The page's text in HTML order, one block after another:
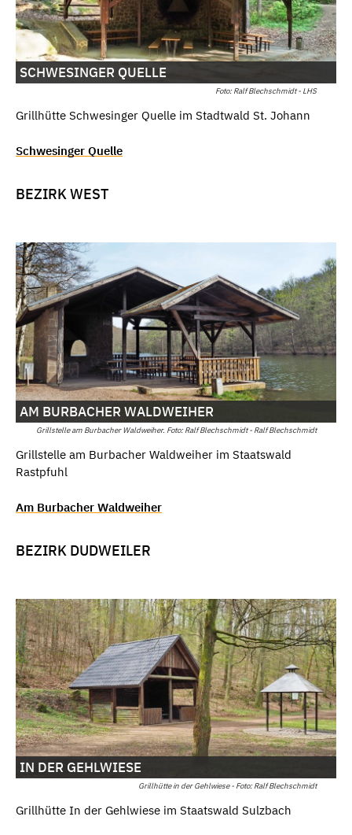
Foto: Ralf Blechschmidt - LHS
SCHWESINGER QUELLE
Grillhütte Schwesinger Quelle im Stadtwald St. Johann
Schwesinger Quelle
BEZIRK WEST
Grillstelle am Burbacher Waldweiher. Foto: Ralf Blechschmidt - Ralf Blechschmidt
AM BURBACHER WALDWEIHER
Grillstelle am Burbacher Waldweiher im Staatswald
Rastpfuhl
Am Burbacher Waldweiher
BEZIRK DUDWEILER
Grillhütte in der Gehlwiese - Foto: Ralf Blechschmidt
IN DER GEHLWIESE
Grillhütte In der Gehlwiese im Staatswald Sulzbach